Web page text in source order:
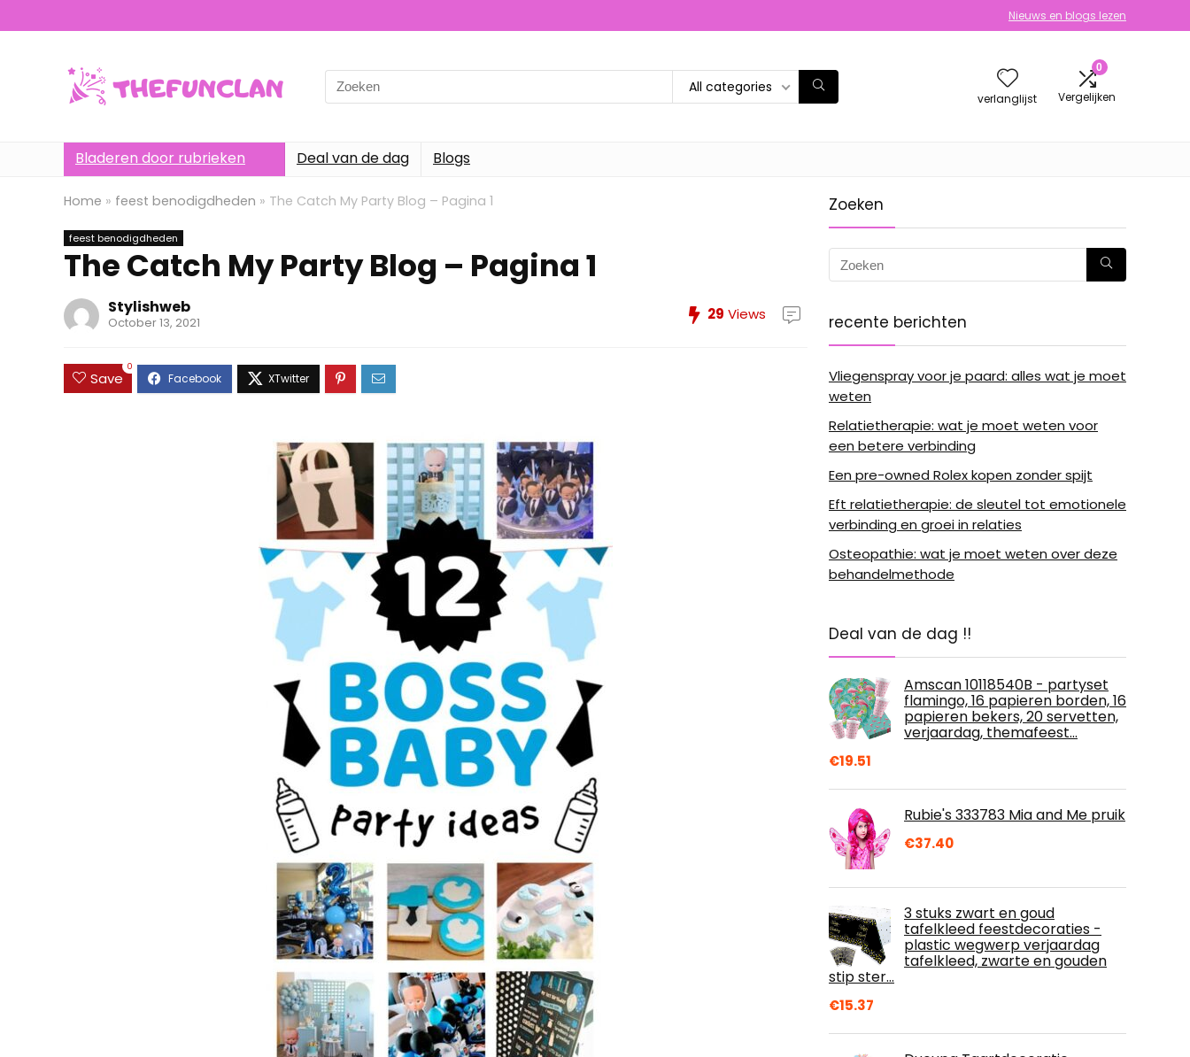
Nieuws en blogs lezen
Search
for:
All categories
verlanglijst
0
Vergelijken
Bladeren door rubrieken Deal van de dag Blogs
Home » feest benodigdheden » The Catch My Party Blog – Pagina 1
feest benodigdheden
The Catch My Party Blog – Pagina 1
Stylishweb
October 13, 2021 29 Views
Save
0
Zoeken
recente berichten
Vliegenspray voor je paard: alles wat je moet
weten
Relatietherapie: wat je moet weten voor
een betere verbinding
Een pre-owned Rolex kopen zonder spijt
Eft relatietherapie: de sleutel tot emotionele
verbinding en groei in relaties
Osteopathie: wat je moet weten over deze
behandelmethode
Deal van de dag !!
Amscan 10118540B - partyset
flamingo, 16 papieren borden, 16
papieren bekers, 20 servetten,
verjaardag, themafeest…
€19.51
Rubie's 333783 Mia and Me pruik
€37.40
3 stuks zwart en goud
tafelkleed feestdecoraties -
plastic wegwerp verjaardag
tafelkleed, zwarte en gouden
stip ster…
€15.37